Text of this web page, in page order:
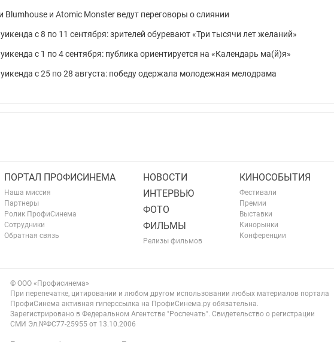
Blumhouse и Atomic Monster ведут переговоры о слиянии
с 8 по 11 сентября: зрителей обуревают «Три тысячи лет желаний»
с 1 по 4 сентября: публика ориентируется на «Календарь ма(й)я»
с 25 по 28 августа: победу одержала молодежная мелодрама
ПОРТАЛ ПРОФИСИНЕМА
Наша миссия
Партнеры
Ролик ПрофиСинема
Сотрудники
Обратная связь
НОВОСТИ
ИНТЕРВЬЮ
ФОТО
ФИЛЬМЫ
Релизы фильмов
КИНОСОБЫТИЯ
Фестивали
Премии
Выставки
Кинорынки
Конференции
© ООО «Профисинема»
При перепечатке, цитировании и любом другом использовании любых материалов портала
ПрофиСинема активная гиперссылка на ПрофиСинема.ру обязательна.
Зарегистрировано в Федеральном Агентстве "Роспечать". Свидетельство о регистрации
СМИ Эл.№ФС77-25955 от 13.10.2006